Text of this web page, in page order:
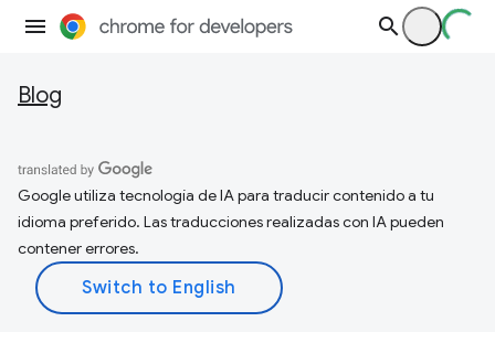
Blog
Google utiliza tecnología de IA para traducir contenido a tu
idioma preferido. Las traducciones realizadas con IA pueden
contener errores.